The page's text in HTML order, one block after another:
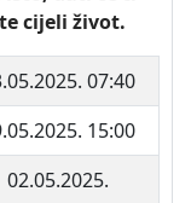
cijeli život.
07:40
15:00
02.05.2025.